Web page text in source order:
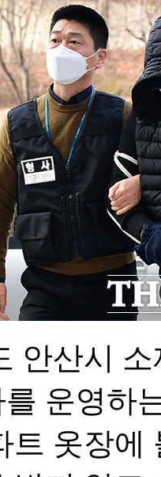
안산시
운영하
트 옷장에